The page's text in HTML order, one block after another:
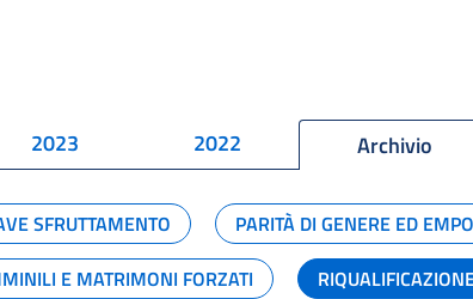
2023 2022 Archivio
SFRUTTAMENTO PARITÀ DI GENERE ED
E MATRIMONI FORZATI